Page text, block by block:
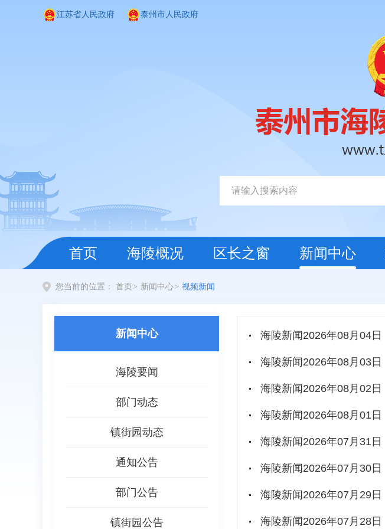
江苏省人民政府 泰州市人民政府
首页 海陵概况 区长之窗 新闻中心
您当前的位置： 首页 > 新闻中心> 视频新闻
新闻中心
海陵要闻
部门动态
镇街园动态
通知公告
部门公告
镇街园公告
海陵新闻2026年08月04日
海陵新闻2026年08月03日
海陵新闻2026年08月02日
海陵新闻2026年08月01日
海陵新闻2026年07月31日
海陵新闻2026年07月30日
海陵新闻2026年07月29日
海陵新闻2026年07月28日